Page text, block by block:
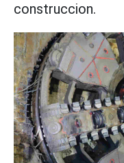
construccion.